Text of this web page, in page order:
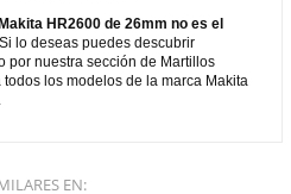
HR2600 de 26mm no es el
Si lo deseas puedes descubrir
por nuestra sección de Martillos
los modelos de la marca Makita
EN: